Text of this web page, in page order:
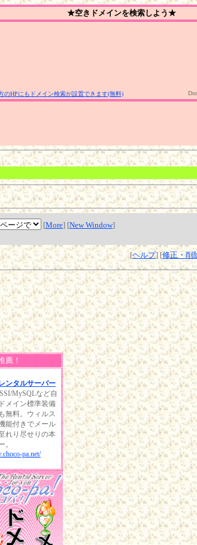
★空きドメインを検索しよう★
のHPにもドメイン検索が設置できます(無料)
[More] [New Window]
[ヘルプ] [修正・削
薦！
ンタルサーバー
MySQLなど自
メイン標準装備
無料。ウィルス
能付きでメール
れり尽せりの本
。
pa.net/